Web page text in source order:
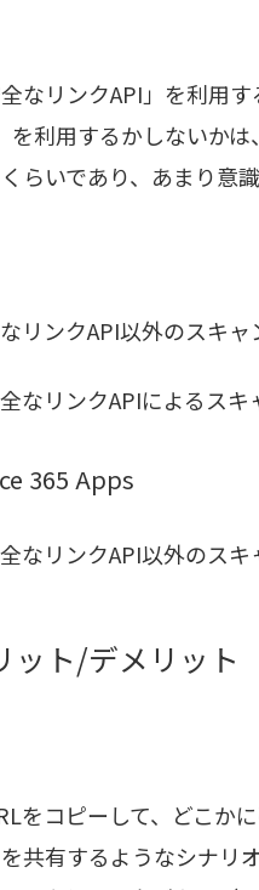
なリンクAPI」を利用
を利用するかしないか
らいであり、あまり意
リンクAPI以外のスキャ
なリンクAPIによるスキ
365 Apps
なリンクAPI以外のスキ
ット/デメリット
をコピーして、どこか
共有するようなシナリ